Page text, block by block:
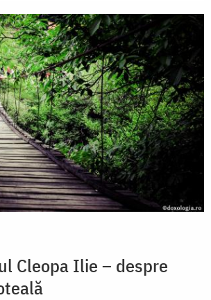
Cleopa Ilie – despre